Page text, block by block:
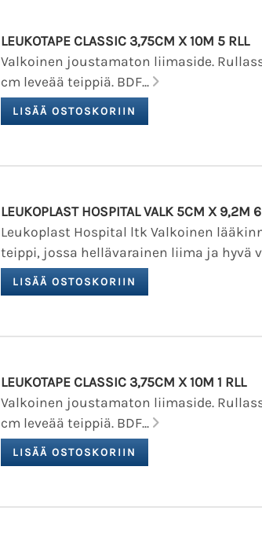
LEUKOTAPE CLASSIC 3,75CM X 10M 5 RLL
Valkoinen joustamaton liimaside.
cm leveää teippiä. BDF...
LEUKOPLAST HOSPITAL VALK 5CM X 9,2M
Leukoplast Hospital ltk Valkoinen
teippi, jossa hellävarainen liima ja hyvä
LEUKOTAPE CLASSIC 3,75CM X 10M 1 RLL
Valkoinen joustamaton liimaside.
cm leveää teippiä. BDF...